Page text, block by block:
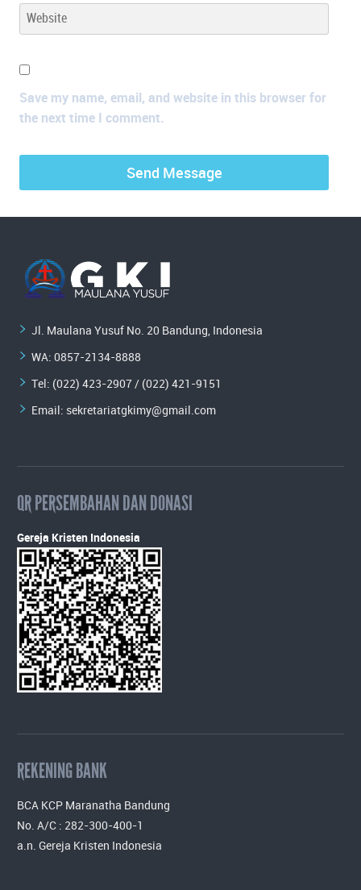
Save my name, email, and website in this browser for
the next time I comment.
Jl. Maulana Yusuf No. 20 Bandung, Indonesia
WA: 0857-2134-8888
Tel: (022) 423-2907 / (022) 421-9151
Email: sekretariatgkimy@gmail.com
QR PERSEMBAHAN DAN DONASI
Gereja Kristen Indonesia
REKENING BANK
BCA KCP Maranatha Bandung
No. A/C : 282-300-400-1
a.n. Gereja Kristen Indonesia